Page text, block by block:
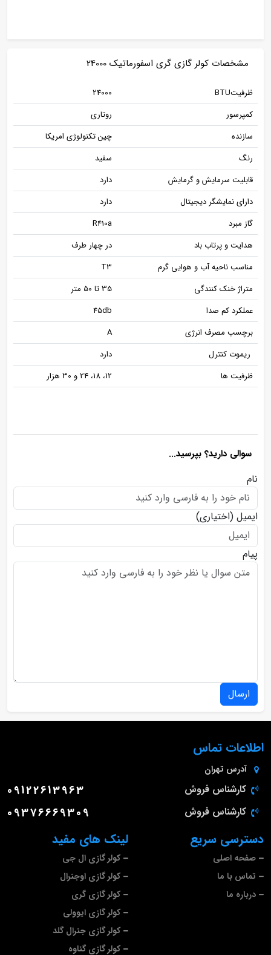
مشخصات کولر گازی گری اسفورماتیک 24000
ظرفیتBTU
24000
کمپرسور
روتاری
سازنده
چین تکنولوژی امریکا
رنگ
سفید
قابلیت سرمایش و گرمایش
دارد
دارای نمایشگر دیجیتال
دارد
گاز مبرد
R410a
هدایت و پرتاب باد
در چهار طرف
مناسب ناحیه آب و هوایی گرم
T3
متراژ خنک کنندگی
35 تا 50 متر
عملکرد کم صدا
45db
برچسب مصرف انرژی
A
ریموت کنترل
دارد
ظرفیت ها
12، 18، 24 و 30 هزار
سوالی دارید؟ بپرسید...
نام
ایمیل (اختیاری)
پیام
ارسال
لینک های مفید
کولر گازی ال جی
کولر گازی اوجنرال
کولر گازی گری
کولر گازی ایوولی
کولر گازی جنرال گلد
کولر گازی گناوه
دسترسی سریع
صفحه اصلی
تماس با ما
درباره ما
اطلاعات تماس
آدرس تهران
کارشناس فروش 09122613963
کارشناس فروش 09376669309